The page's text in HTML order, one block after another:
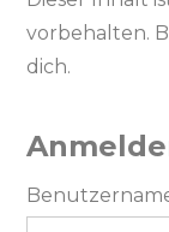
vorbehalten.
dich.